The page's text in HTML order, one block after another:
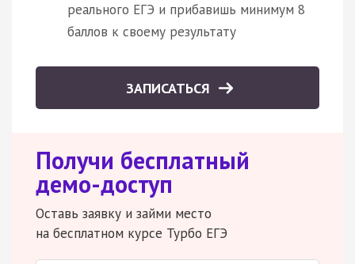
реального ЕГЭ и прибавишь минимум 8
баллов к своему результату
ЗАПИСАТЬСЯ
Получи бесплатный
демо-доступ
Оставь заявку и займи место
на бесплатном курсе Турбо ЕГЭ